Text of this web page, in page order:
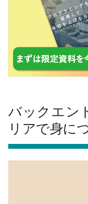
バックエン
リアで身に